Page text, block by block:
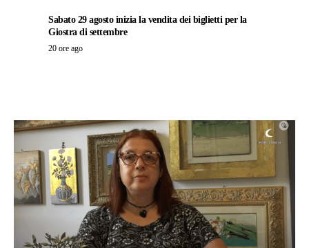
Sabato 29 agosto inizia la vendita dei biglietti per la
Giostra di settembre
20 ore ago